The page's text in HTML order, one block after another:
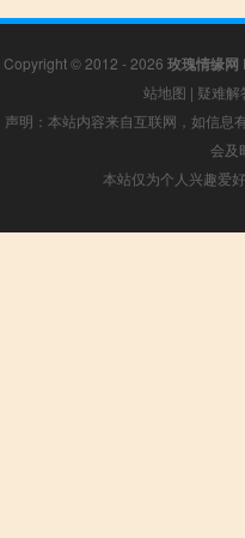
Copyright © 2012 - 2026 玫瑰情缘网
站地图 | 疑难解
声明：本站内容来自互联网，如信息
会及
本站仅为个人兴趣爱